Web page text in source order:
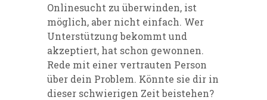
Onlinesucht zu überwinden, ist
möglich, aber nicht einfach. Wer
Unterstützung bekommt und
akzeptiert, hat schon gewonnen.
Rede mit einer vertrauten Person
über dein Problem. Könnte sie dir in
dieser schwierigen Zeit beistehen?